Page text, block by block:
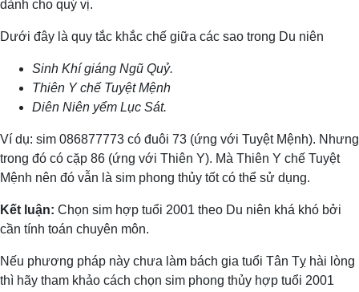
dành cho quý vị.
Dưới đây là quy tắc khắc chế giữa các sao trong Du niên
Sinh Khí giáng Ngũ Quỷ.
Thiên Y chế Tuyệt Mệnh
Diên Niên yểm Lục Sát.
Ví dụ: sim 086877773 có đuôi 73 (ứng với Tuyệt Mệnh). Nhưng
trong đó có cặp 86 (ứng với Thiên Y). Mà Thiên Y chế Tuyệt
Mệnh nên đó vẫn là sim phong thủy tốt có thể sử dụng.
Kết luận: Chọn sim hợp tuổi 2001 theo Du niên khá khó bởi
cần tính toán chuyên môn.
Nếu phương pháp này chưa làm bách gia tuổi Tân Tỵ hài lòng
thì hãy tham khảo cách chọn sim phong thủy hợp tuổi 2001